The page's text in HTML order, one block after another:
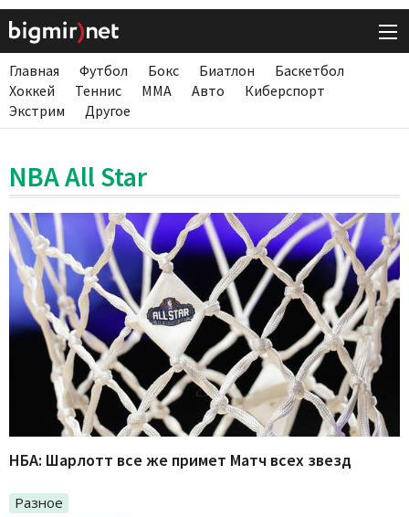
Главная Футбол Бокс Биатлон
Баскетбол
Хоккей
Теннис ММА Авто
Киберспорт
Экстрим
Другое
NBA All Star
НБА: Шарлотт все же примет Матч всех звезд
Разное